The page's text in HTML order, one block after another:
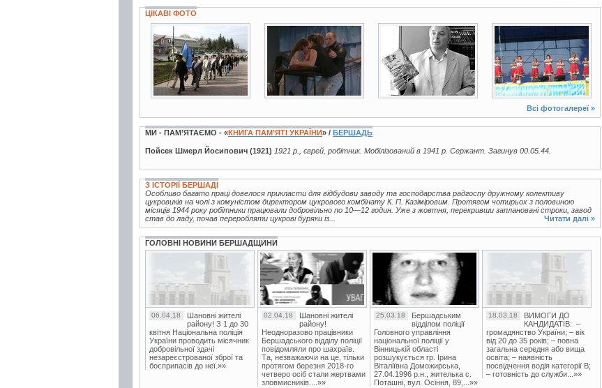
ЦІКАВІ ФОТО
3 фото
Всі фотогалереї »
МИ - ПАМ’ЯТАЄМО - «КНИГА ПАМ’ЯТІ УКРАЇНИ» / БЕРШАДЬ
Пойсек Шмерл Йосипович (1921) 1921 р., єврей, робітник. Мобілізований в 1941 р. Сержант. Загинув 00.05.44.
З ІСТОРІЇ БЕРШАДІ
Особливо багато праці довелося прикласти для відбудови заводу та господарства радгоспу дружному колективу
цукровиків на чолі з комуністом директором цукрового комбінату К. П. Казіміровим. Протягом чотирьох з половиною
місяців 1944 року робітники працювали добровільно по 10—12 годин. Уже з жовтня, перекривши заплановані строки, завод
став до ладу, почав переробляти цукрові буряки із...
Читати далі »
ГОЛОВНІ НОВИНИ БЕРШАДЩИНИ
06.04.18
Шановні жителі
району! З 1 до 30
квітня Національна поліція
України проводить місячник
добровільної здачі
незареєстрованої зброї та
боєприпасів до неї.»»
02.04.18
Шановні жителі
району!
Неодноразово працівники
Бершадського відділу поліції
повідомляли про шахраїв.
Та, незважаючи на це, тільки
протягом березня 2018-го
четверо осіб стали жертвами
зловмисників....»»
25.03.18
Бершадським
відділом поліції
Головного управління
національної поліції у
Вінницькій області
розшукується гр. Ірина
Віталіївна Доможирська,
27.04.1996 р.н., жителька с.
Поташні, вул. Осіння, 89,...»»
18.03.18
ВИМОГИ ДО
КАНДИДАТІВ: –
громадянство України; – вік
від 20 до 35 років; – повна
загальна середня або вища
освіта; – наявність
посвідчення водія категорії В;
– готовність до служби...»»